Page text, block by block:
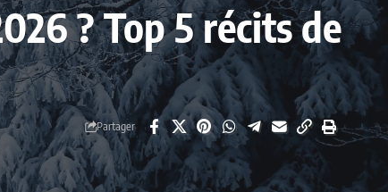
? Top 5 récits de
Partager